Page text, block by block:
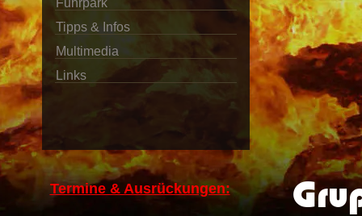
Fuhrpark
Tipps & Infos
Multimedia
Links
Termine & Ausrückungen: